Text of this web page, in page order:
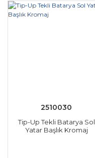
2510030
Tip-Up Tekli Batarya Sol
Yatar Başlık Kromaj